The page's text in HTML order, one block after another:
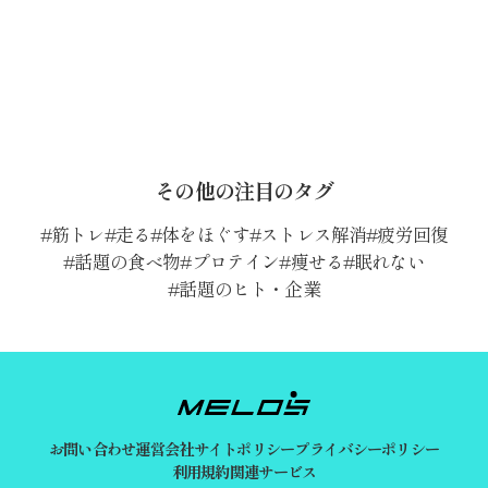
その他の注目のタグ
筋トレ 走る 体をほぐす ストレス解消 疲労回復
話題の食べ物 プロテイン 痩せる 眠れない
話題のヒト・企業
お問い合わせ運営会社サイトポリシープライバシーポリシー
利用規約関連サービス